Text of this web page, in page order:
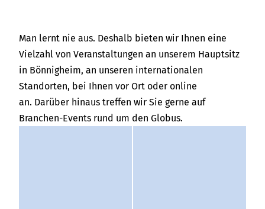
Indonesia
中国
中文
Termine
Aktuelles
Downloads
Presse
Man lernt nie aus. Deshalb bieten wir Ihnen eine
Vielzahl von Veranstaltungen an unserem Hauptsitz
in Bönnigheim, an unseren internationalen
Standorten, bei Ihnen vor Ort oder online
an. Darüber hinaus treffen wir Sie gerne auf
Branchen-Events rund um den Globus.